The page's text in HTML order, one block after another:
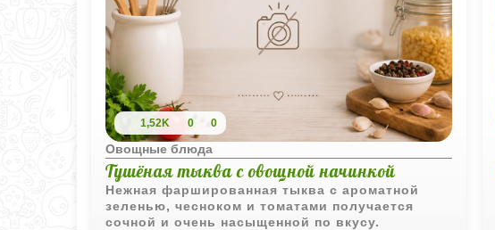
1,52K 0 0
Овощные блюда
Тушёная тыква с овощной начинкой
Нежная фаршированная тыква с ароматной
зеленью, чесноком и томатами получается
сочной и очень насыщенной по вкусу.